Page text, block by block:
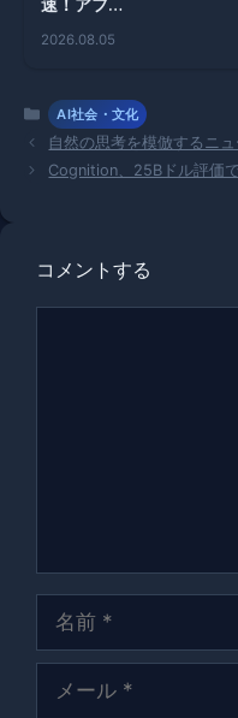
速！アフリ
と対策の現
2026.08.05
カ
テ
ゴ
リ
AI社会・文化
自然の思考を模倣するニ
Cognition、25Bドル評価
コメントする